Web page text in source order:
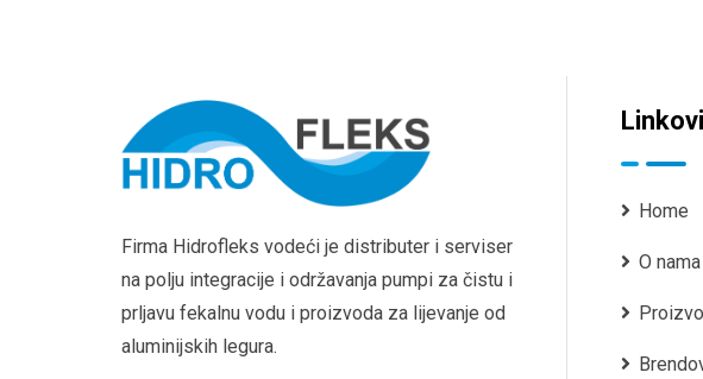
Firma Hidrofleks vodeći je distributer i serviser
na polju integracije i održavanja pumpi za čistu i
prljavu fekalnu vodu i proizvoda za lijevanje od
aluminijskih legura.
Linkovi
Home
O nama